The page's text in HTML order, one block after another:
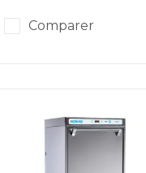
Comparer